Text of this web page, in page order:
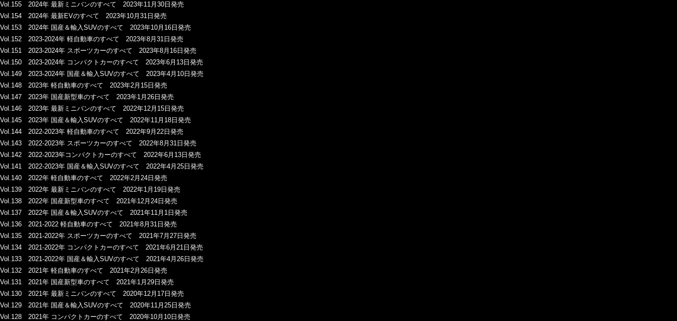
Vol.155 2024年 最新ミニバンのすべて 2023年11月30日発売
Vol.154 2024年 最新EVのすべて 2023年10月31日発売
Vol.153 2024年 国産＆輸入SUVのすべて 2023年10月16日発売
Vol.152 2023-2024年 軽自動車のすべて 2023年8月31日発売
Vol.151 2023-2024年 スポーツカーのすべて 2023年8月16日発売
Vol.150 2023-2024年 コンパクトカーのすべて 2023年6月13日発売
Vol.149 2023-2024年 国産＆輸入SUVのすべて 2023年4月10日発売
Vol.148 2023年 軽自動車のすべて 2023年2月15日発売
Vol.147 2023年 国産新型車のすべて 2023年1月26日発売
Vol.146 2023年 最新ミニバンのすべて 2022年12月15日発売
Vol.145 2023年 国産＆輸入SUVのすべて 2022年11月18日発売
Vol.144 2022-2023年 軽自動車のすべて 2022年9月22日発売
Vol.143 2022-2023年 スポーツカーのすべて 2022年8月31日発売
Vol.142 2022-2023年コンパクトカーのすべて 2022年6月13日発売
Vol.141 2022-2023年 国産＆輸入SUVのすべて 2022年4月25日発売
Vol.140 2022年 軽自動車のすべて 2022年2月24日発売
Vol.139 2022年 最新ミニバンのすべて 2022年1月19日発売
Vol.138 2022年 国産新型車のすべて 2021年12月24日発売
Vol.137 2022年 国産＆輸入SUVのすべて 2021年11月1日発売
Vol.136 2021-2022 軽自動車のすべて 2021年8月31日発売
Vol.135 2021-2022年 スポーツカーのすべて 2021年7月27日発売
Vol.134 2021-2022年 コンパクトカーのすべて 2021年6月21日発売
Vol.133 2021-2022年 国産＆輸入SUVのすべて 2021年4月26日発売
Vol.132 2021年 軽自動車のすべて 2021年2月26日発売
Vol.131 2021年 国産新型車のすべて 2021年1月29日発売
Vol.130 2021年 最新ミニバンのすべて 2020年12月17日発売
Vol.129 2021年 国産＆輸入SUVのすべて 2020年11月25日発売
Vol.128 2021年 コンパクトカーのすべて 2020年10月10日発売